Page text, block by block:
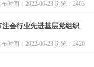
布时间：2022-06-23 浏览：2463
注会行业先进基层党组织
布时间：2022-06-23 浏览：2420